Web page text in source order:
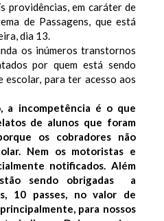
providências, em caráter de
de Passagens, que está
dia 13.
os inúmeros transtornos
por quem está sendo
para ter acesso aos
a incompetência é o que
de alunos que foram
os cobradores não
Nem os motoristas e
notificados. Além
sendo obrigadas a
10 passes, no valor de
para nossos